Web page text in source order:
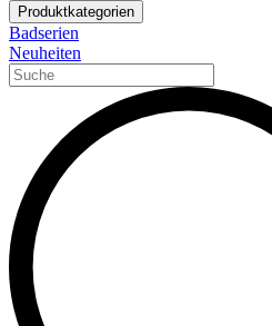
Produktkategorien
Badserien
Neuheiten